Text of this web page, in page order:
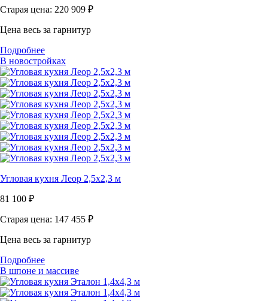
Старая цена: 220 909 ₽
Цена весь за гарнитур
Подробнее
В новостройках
Угловая кухня Леор 2,5х2,3 м
81 100 ₽
Старая цена: 147 455 ₽
Цена весь за гарнитур
Подробнее
В шпоне и массиве